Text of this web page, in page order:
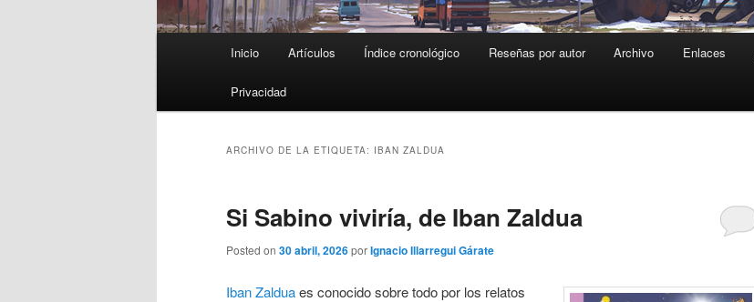
Inicio Artículos Índice cronológico Reseñas por autor Archivo Enlaces
Privacidad
ARCHIVO DE LA ETIQUETA: IBAN ZALDUA
Si Sabino viviría, de Iban Zaldua
Posted on 30 abril, 2026porIgnacio Illarregui Gárate
Iban Zalduaes conocido sobre todo por los relatos